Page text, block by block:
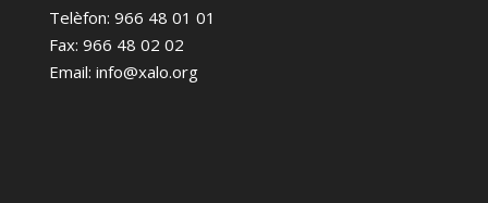
Telèfon: 966 48 01 01
Fax: 966 48 02 02
Email: info@xalo.org